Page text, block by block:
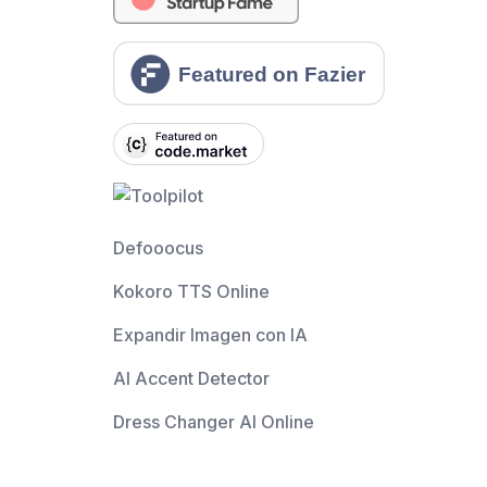
Defooocus
Kokoro TTS Online
Expandir Imagen con IA
AI Accent Detector
Dress Changer AI Online